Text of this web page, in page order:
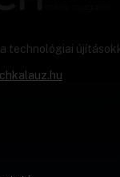
a technológiai